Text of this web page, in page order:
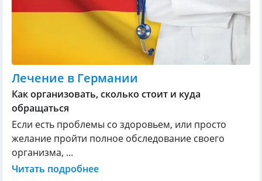
Лечение в Германии
Как организовать, сколько стоит и куда
обращаться
Если есть проблемы со здоровьем, или просто
желание пройти полное обследование своего
организма, ...
Читать подробнее